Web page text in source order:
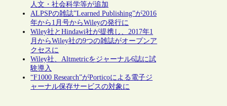
人文・社会科学等が追加
ALPSPの雑誌”Learned Publishing”が2016
年から1月号からWileyの発行に
Wiley社とHindawi社が提携し、2017年1
月からWiley社の9つの雑誌がオープンア
クセスに
Wiley社、Altmetricをジャーナル6誌に試
験導入
“F1000 Research”がPorticoによる電子ジ
ャーナル保存サービスの対象に